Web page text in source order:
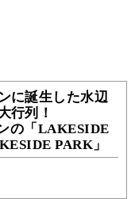
に誕生した水辺
行列！
の「LAKESIDE
PARK」